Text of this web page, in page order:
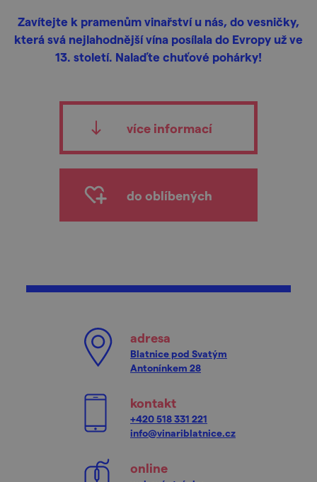
Zavítejte k pramenům vinařství u nás, do vesničky,
která svá nejlahodnější vína posílala do Evropy už ve
13. století. Nalaďte chuťové pohárky!
více informací
do oblíbených
adresa
Blatnice pod Svatým
Antonínkem 28
kontakt
+420 518 331 221
info@vinariblatnice.cz
online